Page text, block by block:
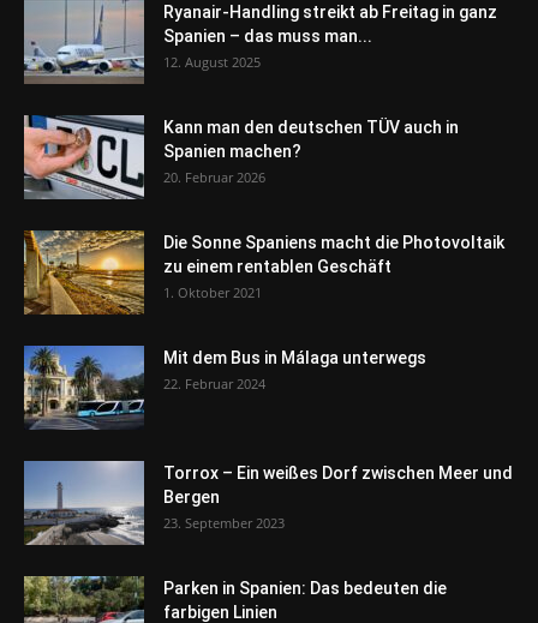
Ryanair-Handling streikt ab Freitag in ganz
Spanien – das muss man...
12. August 2025
Kann man den deutschen TÜV auch in
Spanien machen?
20. Februar 2026
Die Sonne Spaniens macht die Photovoltaik
zu einem rentablen Geschäft
1. Oktober 2021
Mit dem Bus in Málaga unterwegs
22. Februar 2024
Torrox – Ein weißes Dorf zwischen Meer und
Bergen
23. September 2023
Parken in Spanien: Das bedeuten die
farbigen Linien